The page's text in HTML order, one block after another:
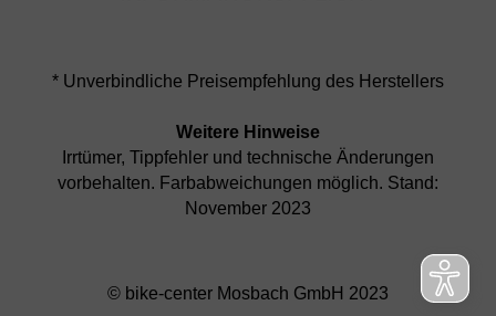
* Unverbindliche Preisempfehlung des Herstellers
Weitere Hinweise
Irrtümer, Tippfehler und technische Änderungen
vorbehalten. Farbabweichungen möglich. Stand:
November 2023
© bike-center Mosbach GmbH 2023